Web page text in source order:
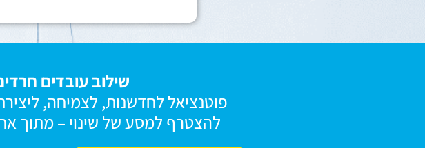
שילוב עובדים
פוטנציאל לחדשנות, לצמיחה,
להצטרף למסע של שינוי – מתוך